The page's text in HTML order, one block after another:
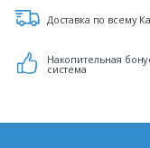
Доставка по всему
Накопительная
система